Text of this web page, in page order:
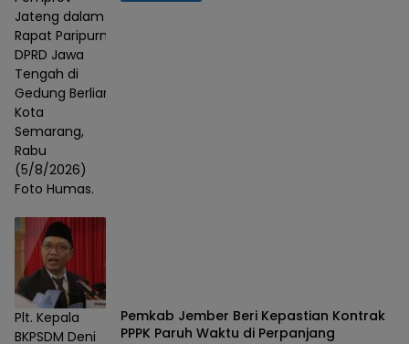
Jateng dalam
Rapat Paripurna
DPRD Jawa
Tengah di
Gedung Berlian,
Kota
Semarang,
Rabu
(5/8/2026)
Foto Humas.
Plt. Kepala
BKPSDM Deni
Pemkab Jember Beri Kepastian Kontrak
PPPK Paruh Waktu di Perpanjang